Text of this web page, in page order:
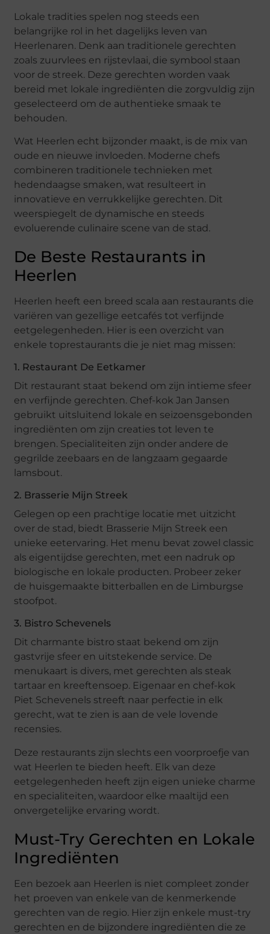
Lokale tradities spelen nog steeds een
belangrijke rol in het dagelijks leven van
Heerlenaren. Denk aan traditionele gerechten
zoals zuurvlees en rijstevlaai, die symbool staan
voor de streek. Deze gerechten worden vaak
bereid met lokale ingrediënten die zorgvuldig zijn
geselecteerd om de authentieke smaak te
behouden.
Wat Heerlen echt bijzonder maakt, is de mix van
oude en nieuwe invloeden. Moderne chefs
combineren traditionele technieken met
hedendaagse smaken, wat resulteert in
innovatieve en verrukkelijke gerechten. Dit
weerspiegelt de dynamische en steeds
evoluerende culinaire scene van de stad.
De Beste Restaurants in
Heerlen
Heerlen heeft een breed scala aan restaurants die
variëren van gezellige eetcafés tot verfijnde
eetgelegenheden. Hier is een overzicht van
enkele toprestaurants die je niet mag missen:
1. Restaurant De Eetkamer
Dit restaurant staat bekend om zijn intieme sfeer
en verfijnde gerechten. Chef-kok Jan Jansen
gebruikt uitsluitend lokale en seizoensgebonden
ingrediënten om zijn creaties tot leven te
brengen. Specialiteiten zijn onder andere de
gegrilde zeebaars en de langzaam gegaarde
lamsbout.
2. Brasserie Mijn Streek
Gelegen op een prachtige locatie met uitzicht
over de stad, biedt Brasserie Mijn Streek een
unieke eetervaring. Het menu bevat zowel classic
als eigentijdse gerechten, met een nadruk op
biologische en lokale producten. Probeer zeker
de huisgemaakte bitterballen en de Limburgse
stoofpot.
3. Bistro Schevenels
Dit charmante bistro staat bekend om zijn
gastvrije sfeer en uitstekende service. De
menukaart is divers, met gerechten als steak
tartaar en kreeftensoep. Eigenaar en chef-kok
Piet Schevenels streeft naar perfectie in elk
gerecht, wat te zien is aan de vele lovende
recensies.
Deze restaurants zijn slechts een voorproefje van
wat Heerlen te bieden heeft. Elk van deze
eetgelegenheden heeft zijn eigen unieke charme
en specialiteiten, waardoor elke maaltijd een
onvergetelijke ervaring wordt.
Must-Try Gerechten en Lokale
Ingrediënten
Een bezoek aan Heerlen is niet compleet zonder
het proeven van enkele van de kenmerkende
gerechten van de regio. Hier zijn enkele must-try
gerechten en de bijzondere ingrediënten die ze